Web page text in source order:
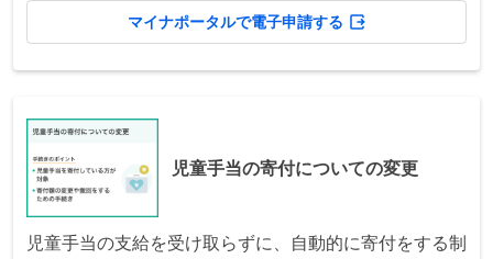
マイナポータルで電子申請する
児童手当の寄付についての変更
児童手当の支給を受け取らずに、自動的に寄付をする制